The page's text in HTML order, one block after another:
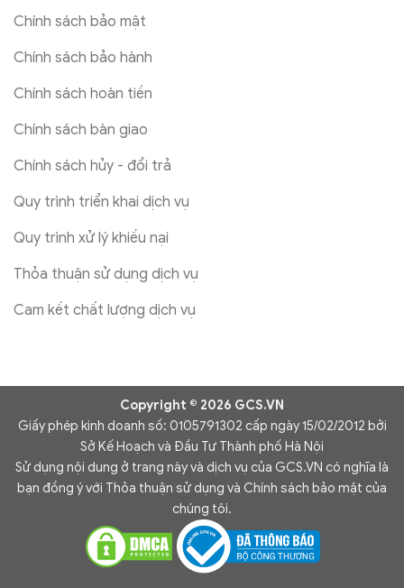
Chính sách bảo mật
Chính sách bảo hành
Chính sách hoàn tiền
Chính sách bàn giao
Chính sách hủy - đổi trả
Quy trình triển khai dịch vụ
Quy trình xử lý khiếu nại
Thỏa thuận sử dụng dịch vụ
Cam kết chất lượng dịch vụ
Copyright © 2026 GCS.VN
Giấy phép kinh doanh số: 0105791302 cấp ngày 15/02/2012 bởi
Sở Kế Hoạch và Đầu Tư Thành phố Hà Nội
Sử dụng nội dung ở trang này và dịch vụ của GCS.VN có nghĩa là
bạn đồng ý với Thỏa thuận sử dụng và Chính sách bảo mật của
chúng tôi.